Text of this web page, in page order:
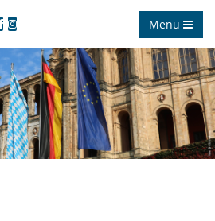
Menü